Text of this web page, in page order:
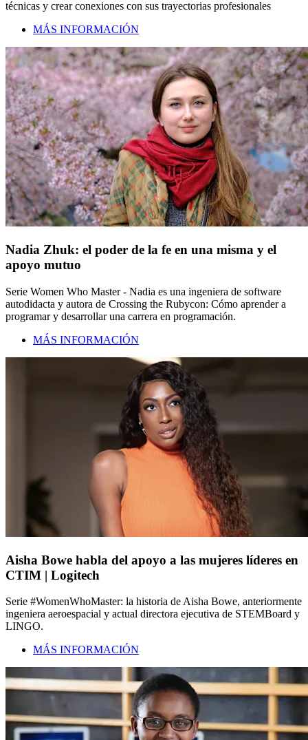
técnicas y crear conexiones con sus trayectorias profesionales
MÁS INFORMACIÓN
Nadia Zhuk: el poder de la fe en una misma y el
apoyo mutuo
Serie Women Who Master - Nadia es una ingeniera de software
autodidacta y autora de Crossing the Rubycon: Cómo aprender a
programar y desarrollar una carrera en programación.
MÁS INFORMACIÓN
Aisha Bowe habla del apoyo a las mujeres líderes en
CTIM | Logitech
Serie #WomenWhoMaster: la historia de Aisha Bowe, anteriormente
ingeniera aeroespacial y actual directora ejecutiva de STEMBoard y
LINGO.
MÁS INFORMACIÓN